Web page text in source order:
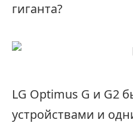
гиганта?
LG Optimus G и G2
устройствами и